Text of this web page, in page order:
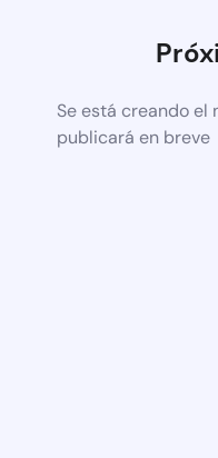
Se está creando el
publicará en breve